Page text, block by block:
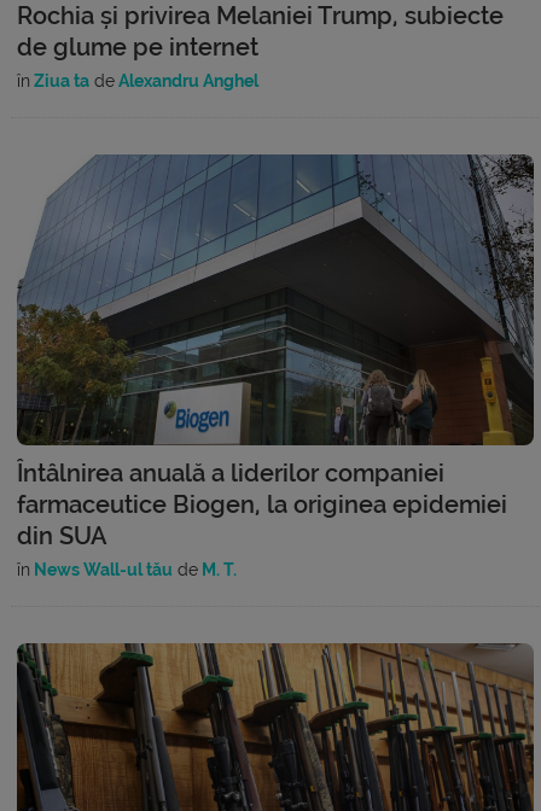
Rochia și privirea Melaniei Trump, subiecte
de glume pe internet
în Ziua ta deAlexandru Anghel
Întâlnirea anuală a liderilor companiei
farmaceutice Biogen, la originea epidemiei
din SUA
în News Wall-ul tău de M. T.